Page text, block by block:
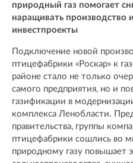
природный газ помогает
наращивать производство
инвестпроекты
Подключение новой
птицефабрики «Роскар» к
районе стало не только
самого предприятия, но и
газификации в
комплекса Ленобласти.
правительства, группы
птицефабрики сошлись во
природному газу повышает